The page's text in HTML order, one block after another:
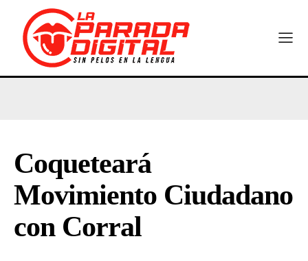
Coqueteará
Movimiento Ciudadano
con Corral